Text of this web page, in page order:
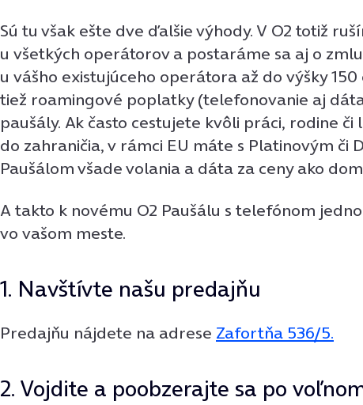
Sú tu však ešte dve ďalšie výhody. V O2 totiž
u všetkých operátorov a postaráme sa aj o
u vášho existujúceho operátora až do výšky 150
tiež roamingové poplatky (telefonovanie aj
paušály. Ak často cestujete kvôli práci, rodine či
do zahraničia, v rámci EU máte s Platinovým či
Paušálom všade volania a dáta za ceny ako
A takto k novému O2 Paušálu s telefónom
vo vašom meste.
1. Navštívte našu predajňu
Predajňu nájdete na adrese Zafortňa 536/5.
2. Vojdite a poobzerajte sa po